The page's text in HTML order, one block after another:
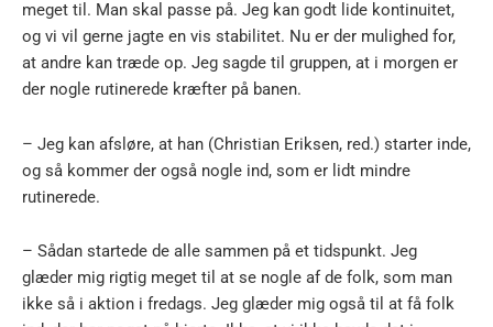
meget til. Man skal passe på. Jeg kan godt lide kontinuitet,
og vi vil gerne jagte en vis stabilitet. Nu er der mulighed for,
at andre kan træde op. Jeg sagde til gruppen, at i morgen er
der nogle rutinerede kræfter på banen.
– Jeg kan afsløre, at han (Christian Eriksen, red.) starter inde,
og så kommer der også nogle ind, som er lidt mindre
rutinerede.
– Sådan startede de alle sammen på et tidspunkt. Jeg
glæder mig rigtig meget til at se nogle af de folk, som man
ikke så i aktion i fredags. Jeg glæder mig også til at få folk